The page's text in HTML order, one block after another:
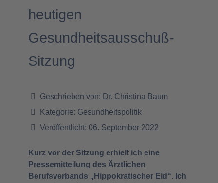
heutigen
Gesundheitsausschuß-
Sitzung
Geschrieben von: Dr. Christina Baum
Kategorie: Gesundheitspolitik
Veröffentlicht: 06. September 2022
Kurz vor der Sitzung erhielt ich eine
Pressemitteilung des Ärztlichen
Berufsverbands „Hippokratischer Eid“. Ich